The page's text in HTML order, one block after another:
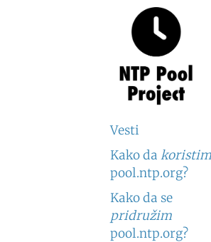
Vesti
Kako da koristim
pool.ntp.org?
Kako da se
pridružim
pool.ntp.org?